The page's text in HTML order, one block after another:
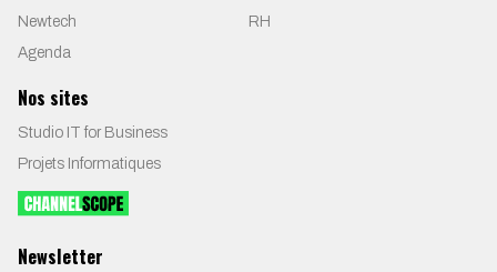
Newtech
RH
Agenda
Nos sites
Studio IT for Business
Projets Informatiques
Newsletter